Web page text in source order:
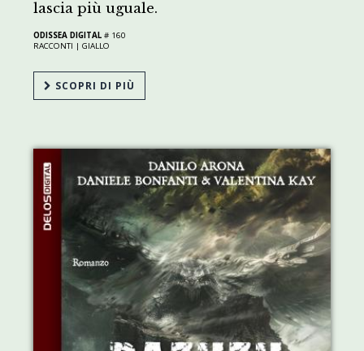
lascia più uguale.
ODISSEA DIGITAL # 160
RACCONTI |GIALLO
SCOPRI DI PIÙ